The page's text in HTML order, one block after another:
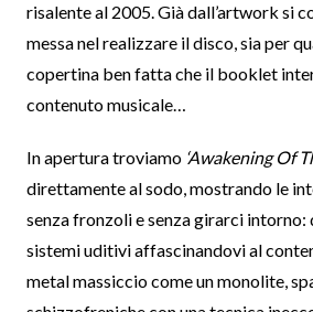
risalente al 2005. Già dall’artwork si
messa nel realizzare il disco, sia per
copertina ben fatta che il booklet
contenuto musicale…
In apertura troviamo ‘Awakening Of
direttamente al sodo, mostrando le
senza fronzoli e senza girarci
sistemi uditivi affascinandovi al
metal massiccio come un monolite,